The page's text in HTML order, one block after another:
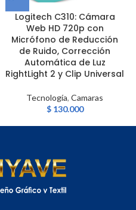
Logitech C310: Cámara
Web HD 720p con
Micrófono de Reducción
de Ruido, Corrección
Automática de Luz
RightLight 2 y Clip Universal
Tecnología, Camaras
$130.000